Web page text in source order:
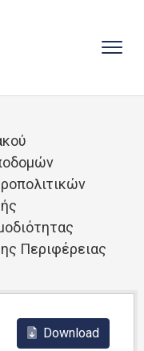
Περιφέρειας
Download